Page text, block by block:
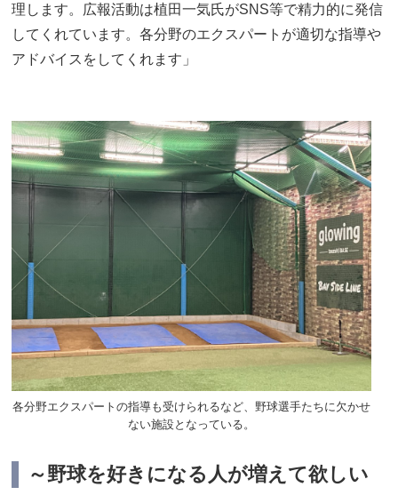
理します。広報活動は植田一気氏がSNS等で精力的に発信
してくれています。各分野のエクスパートが適切な指導や
アドバイスをしてくれます」
各分野エクスパートの指導も受けられるなど、野球選手たちに欠かせ
ない施設となっている。
～野球を好きになる人が増えて欲しい